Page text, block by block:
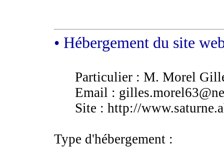
• Hébergement du site
Particulier : M. Morel
Email :
Site : http://
Type d'hébergement :